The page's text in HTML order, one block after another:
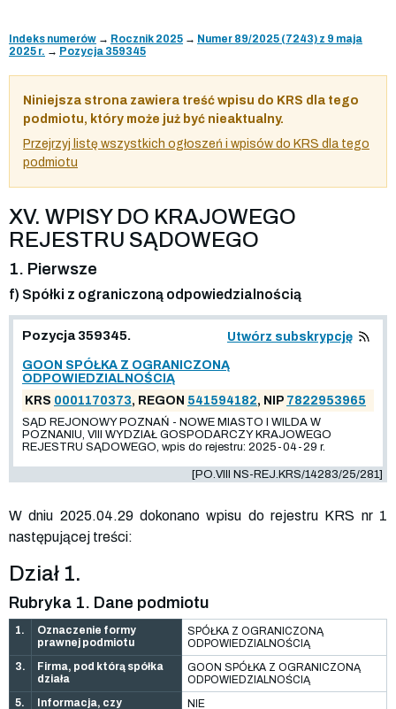
Indeks numerów → Rocznik 2025 → Numer 89/2025 (7243) z 9 maja
2025 r. → Pozycja 359345
Niniejsza strona zawiera treść wpisu do KRS dla tego
podmiotu, który może już być nieaktualny.
Przejrzyj listę wszystkich ogłoszeń i wpisów do KRS dla tego
podmiotu
XV. WPISY DO KRAJOWEGO
REJESTRU SĄDOWEGO
1. Pierwsze
f) Spółki z ograniczoną odpowiedzialnością
Pozycja 359345. Utwórz subskrypcję
GOON SPÓŁKA Z OGRANICZONĄ
ODPOWIEDZIALNOŚCIĄ
KRS 0001170373, REGON 541594182, NIP 7822953965
SĄD REJONOWY POZNAŃ - NOWE MIASTO I WILDA W
POZNANIU, VIII WYDZIAŁ GOSPODARCZY KRAJOWEGO
REJESTRU SĄDOWEGO, wpis do rejestru: 2025-04-29 r.
[PO.VIII NS-REJ.KRS/14283/25/281]
W dniu 2025.04.29 dokonano wpisu do rejestru KRS nr 1
następującej treści:
Dział 1.
Rubryka 1. Dane podmiotu
1.
Oznaczenie formy
prawnej podmiotu
SPÓŁKA Z OGRANICZONĄ
ODPOWIEDZIALNOŚCIĄ
3.
Firma, pod którą spółka
działa
GOON SPÓŁKA Z OGRANICZONĄ
ODPOWIEDZIALNOŚCIĄ
5.
Informacja, czy
NIE